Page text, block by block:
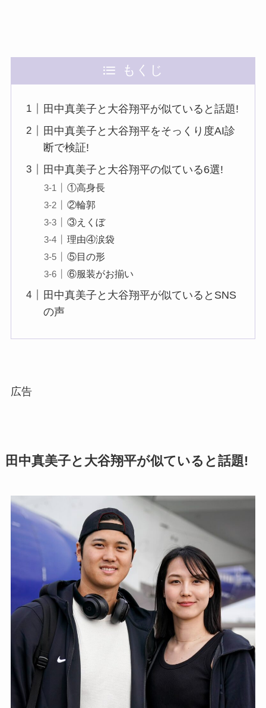
もくじ
田中真美子と大谷翔平が似ていると話題!
田中真美子と大谷翔平をそっくり度AI診
断で検証!
田中真美子と大谷翔平の似ている6選!
①高身長
②輪郭
③えくぼ
理由④涙袋
⑤目の形
⑥服装がお揃い
田中真美子と大谷翔平が似ているとSNS
の声
広告
田中真美子と大谷翔平が似ていると話題!